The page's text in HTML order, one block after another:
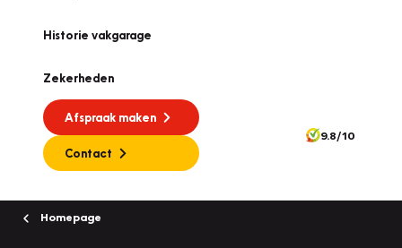
Historie vakgarage
Zekerheden
Afspraak maken
Contact
9.8/10
Homepage